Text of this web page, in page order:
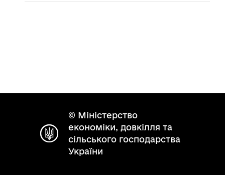
© Міністерство
економіки, довкілля та
сільського господарства
України